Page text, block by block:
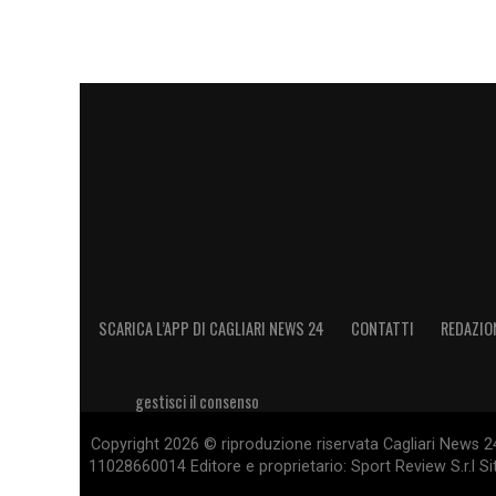
SCARICA L’APP DI CAGLIARI NEWS 24 CONTATTI
gestisci il consenso
Copyright 2026 © riproduzione riservata Cagliari News
11028660014 Editore e proprietario: Sport Review S.r.l